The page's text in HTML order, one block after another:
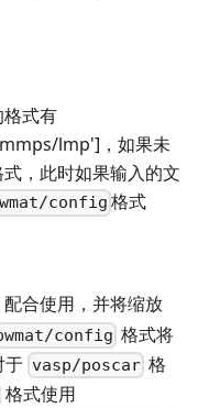
式有
lmp']，如果未
，此时如果输入的文
config 格式
配合使用，并将缩放
config 格式将
于 vasp/poscar格
格式使用